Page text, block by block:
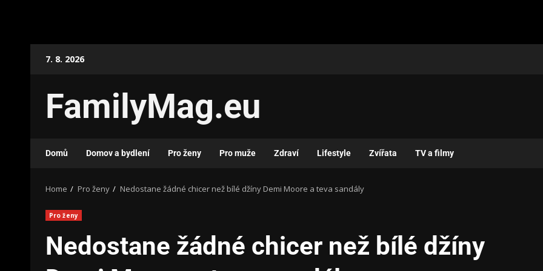
7. 8. 2026
FamilyMag.eu
Domů Domov a bydlení Pro ženy Pro muže Zdraví Lifestyle Zvířata TV a filmy
Home Pro ženy Nedostane žádné chicer než bílé džíny Demi Moore a teva sandály
Pro ženy
Nedostane žádné chicer než bílé džíny